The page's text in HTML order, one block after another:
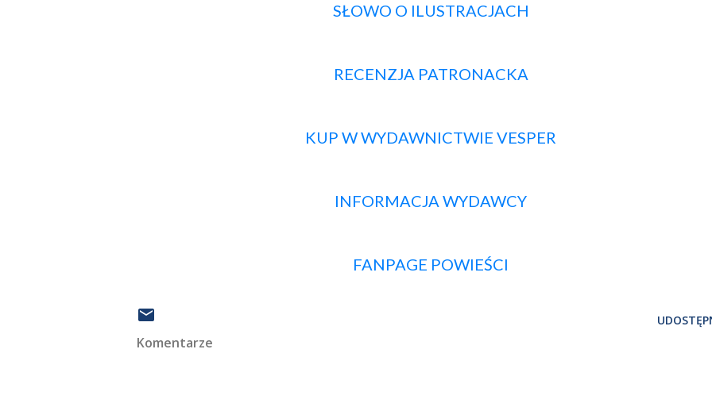
SŁOWO O ILUSTRACJACH
RECENZJA PATRONACKA
KUP W WYDAWNICTWIE VESPER
INFORMACJA WYDAWCY
FANPAGE POWIEŚCI
Komentarze